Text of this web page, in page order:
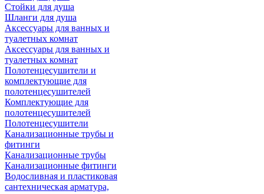
Стойки для душа
Шланги для душа
Аксессуары для ванных и
туалетных комнат
Аксессуары для ванных и
туалетных комнат
Полотенцесушители и
комплектующие для
полотенцесушителей
Комплектующие для
полотенцесушителей
Полотенцесушители
Канализационные трубы и
фитинги
Канализационные трубы
Канализационные фитинги
Водосливная и пластиковая
сантехническая арматура,